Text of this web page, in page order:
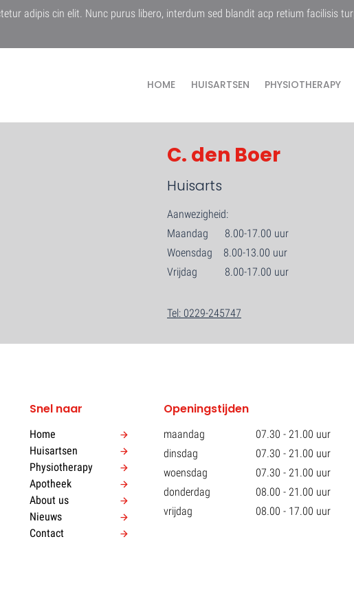
adipis cin elit. Nunc purus libero, interdum sed blandit acp retium facilisis
HOME HUISARTSEN PHYSIOTHERAPY
C. den Boer
Huisarts
Aanwezigheid:
Maandag 8.00-17.00 uur
Woensdag 8.00-13.00 uur
Vrijdag 8.00-17.00 uur
Tel: 0229-245747
Snel naar
Home
Huisartsen
Physiotherapy
Apotheek
About us
Nieuws
Contact
Openingstijden
maandag
07.30 - 21.00 uur
dinsdag
07.30 - 21.00 uur
woensdag
07.30 - 21.00 uur
donderdag
08.00 - 21.00 uur
vrijdag
08.00 - 17.00 uur